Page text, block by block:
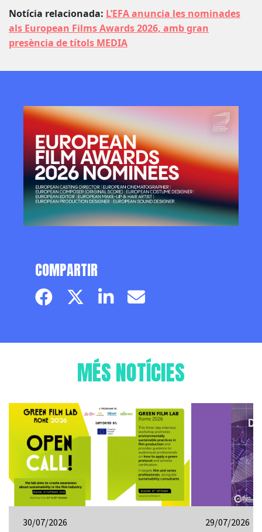
Notícia relacionada: L’EFA anuncia les nominades
als European Films Awards 2026, amb gran
presència de títols MEDIA
COMPARTIR
Facebook pageTwitter page
LinkedinEmail
MÉS NOTÍCIES
30/07/2026 29/07/2026